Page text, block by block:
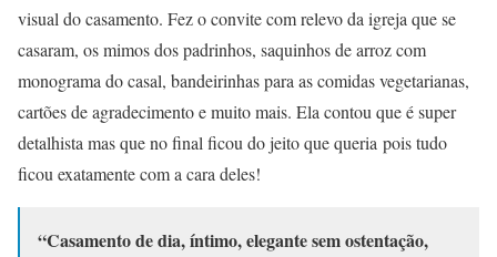
visual do casamento. Fez o convite com relevo da igreja que se
casaram, os mimos dos padrinhos, saquinhos de arroz com
monograma do casal, bandeirinhas para as comidas vegetarianas,
cartões de agradecimento e muito mais. Ela contou que é super
detalhista mas que no final ficou do jeito que queria pois tudo
ficou exatamente com a cara deles!
“Casamento de dia, íntimo, elegante sem ostentação,